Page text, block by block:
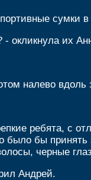
сумки в
окликнула их
налево
ребята, с
было бы
черные
Андрей.